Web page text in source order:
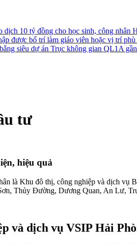
10 tỷ đồng cho học sinh, công nhân
được bố trí làm giáo viên hoặc vị trí phù
siêu dự án Trục không gian QL1A
tư
hiệu quả
là Khu đô thị, công nghiệp và dịch vụ
Thủy Đường, Dương Quan, An Lư,
và dịch vụ VSIP Hải